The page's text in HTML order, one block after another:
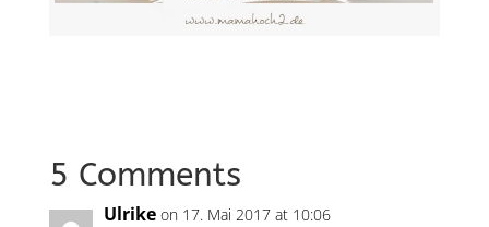
5 Comments
Ulrike on 17. Mai 2017 at 10:06